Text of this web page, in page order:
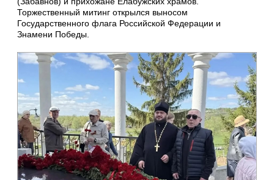
Торжественный митинг открылся выносом
Государственного флага Российской Федерации и
Знамени Победы.